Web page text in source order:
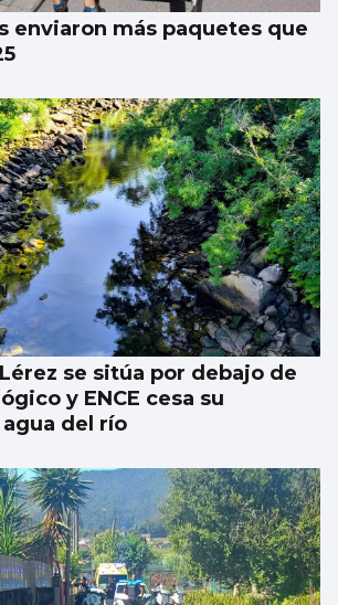
enviaron más paquetes que
se sitúa por debajo de
y ENCE cesa su
del río